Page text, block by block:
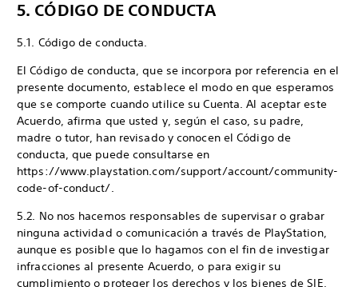
5. CÓDIGO DE CONDUCTA
5.1. Código de conducta.
El Código de conducta, que se incorpora por referencia en el
presente documento, establece el modo en que esperamos
que se comporte cuando utilice su Cuenta. Al aceptar este
Acuerdo, afirma que usted y, según el caso, su padre,
madre o tutor, han revisado y conocen el Código de
conducta, que puede consultarse en
https://www.playstation.com/support/account/community-
code-of-conduct/.
5.2. No nos hacemos responsables de supervisar o grabar
ninguna actividad o comunicación a través de PlayStation,
aunque es posible que lo hagamos con el fin de investigar
infracciones al presente Acuerdo, o para exigir su
cumplimiento o proteger los derechos y los bienes de SIE,